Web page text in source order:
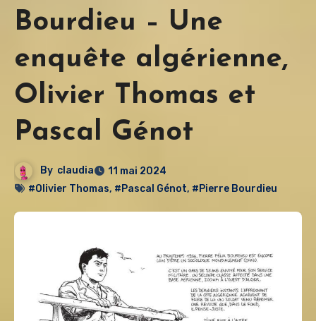
Bourdieu – Une
enquête algérienne,
Olivier Thomas et
Pascal Génot
By claudia
11 mai 2024
#Olivier Thomas, #Pascal Génot, #Pierre Bourdieu